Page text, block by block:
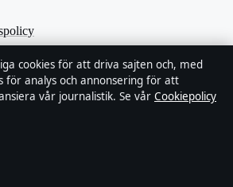
cookies för att driva sajten och, med
för analys och annonsering för att
vår journalistik. Se vår Cookiepolicy